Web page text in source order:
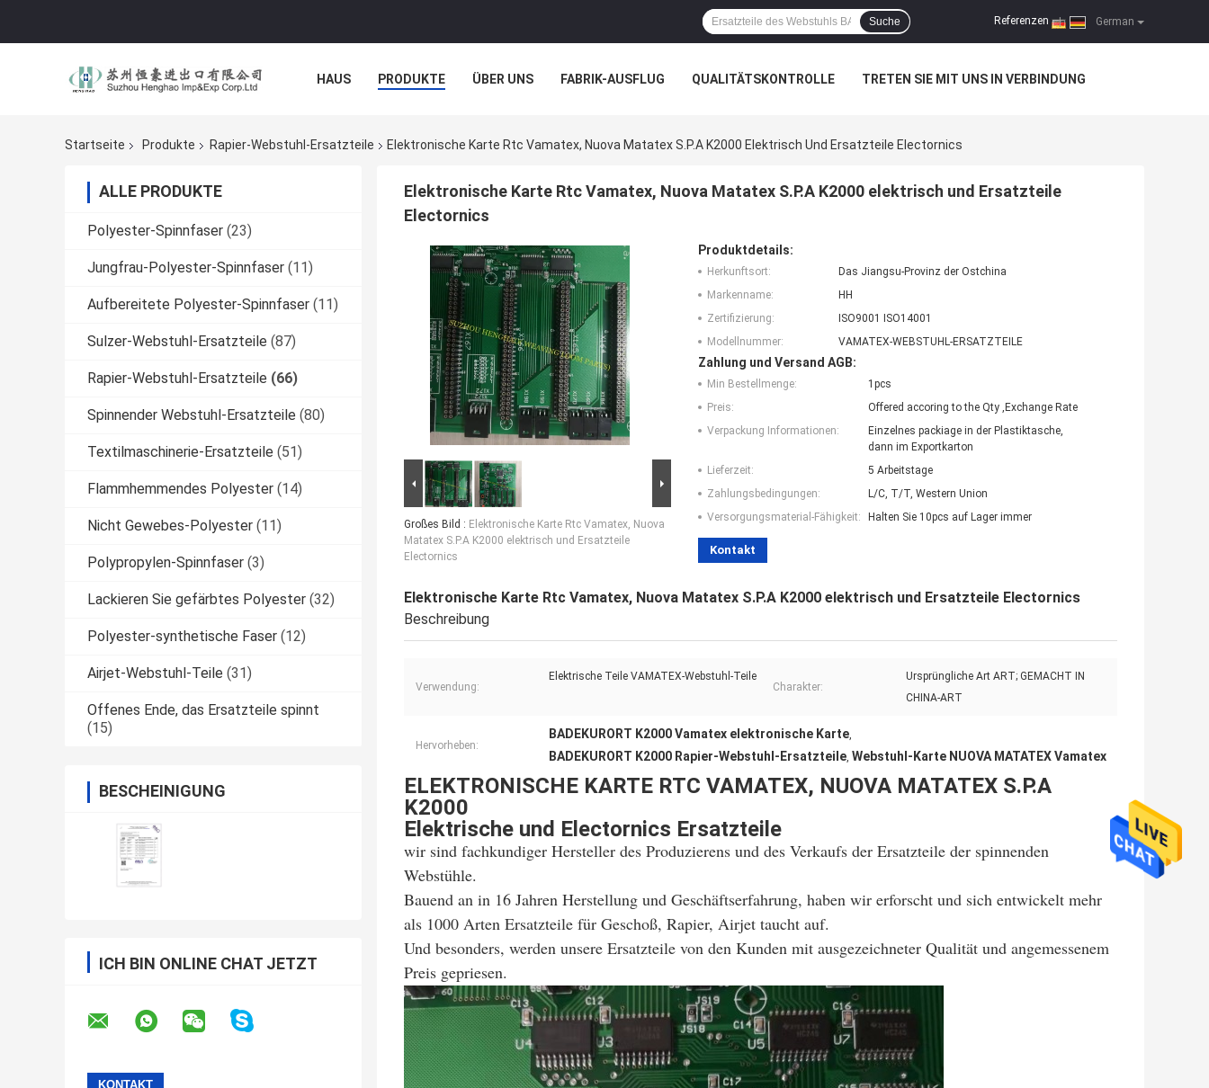
German
Referenzen |
Suche
HAUS PRODUKTE ÜBER UNS FABRIK-AUSFLUG QUALITÄTSKONTROLLE TRETEN SIE MIT UNS IN VERBINDUNG
Startseite
Produkte Rapier-Webstuhl-Ersatzteile Elektronische Karte Rtc Vamatex, Nuova Matatex S.P.A K2000 Elektrisch Und Ersatzteile Electornics
ALLE PRODUKTE
Polyester-Spinnfaser (23)
Jungfrau-Polyester-Spinnfaser (11)
Aufbereitete Polyester-Spinnfaser (11)
Sulzer-Webstuhl-Ersatzteile (87)
Rapier-Webstuhl-Ersatzteile (66)
Spinnender Webstuhl-Ersatzteile (80)
Textilmaschinerie-Ersatzteile (51)
Flammhemmendes Polyester (14)
Nicht Gewebes-Polyester (11)
Polypropylen-Spinnfaser (3)
Lackieren Sie gefärbtes Polyester (32)
Polyester-synthetische Faser (12)
Airjet-Webstuhl-Teile (31)
Offenes Ende, das Ersatzteile spinnt
(15)
BESCHEINIGUNG
ICH BIN ONLINE CHAT JETZT
Elektronische Karte Rtc Vamatex, Nuova Matatex S.P.A K2000 elektrisch und Ersatzteile
Electornics
Großes Bild : Elektronische Karte Rtc Vamatex, Nuova
Matatex S.P.A K2000 elektrisch und Ersatzteile
Electornics
Produktdetails:
Herkunftsort:
Das Jiangsu-Provinz der Ostchina
Markenname:
HH
Zertifizierung:
ISO9001 ISO14001
Modellnummer:
VAMATEX-WEBSTUHL-ERSATZTEILE
Zahlung und Versand AGB:
Min Bestellmenge:
1pcs
Preis:
Offered accoring to the Qty ,Exchange Rate
Verpackung Informationen:
Einzelnes packiage in der Plastiktasche,
dann im Exportkarton
Lieferzeit:
5 Arbeitstage
Zahlungsbedingungen:
L/C, T/T, Western Union
Versorgungsmaterial-Fähigkeit:
Halten Sie 10pcs auf Lager immer
Kontakt
Elektronische Karte Rtc Vamatex, Nuova Matatex S.P.A K2000 elektrisch und Ersatzteile Electornics
Beschreibung
Verwendung:
Elektrische Teile VAMATEX-Webstuhl-Teile
Charakter:
Ursprüngliche Art ART; GEMACHT IN
CHINA-ART
Hervorheben:
BADEKURORT K2000 Vamatex elektronische Karte,
BADEKURORT K2000 Rapier-Webstuhl-Ersatzteile, Webstuhl-Karte NUOVA MATATEX Vamatex
ELEKTRONISCHE KARTE RTC VAMATEX, NUOVA MATATEX S.P.A
K2000
Elektrische und Electornics Ersatzteile
wir sind fachkundiger Hersteller des Produzierens und des Verkaufs der Ersatzteile der spinnenden
Webstühle.
Bauend an in 16 Jahren Herstellung und Geschäftserfahrung, haben wir erforscht und sich entwickelt mehr
als 1000 Arten Ersatzteile für Geschoß, Rapier, Airjet taucht auf.
Und besonders, werden unsere Ersatzteile von den Kunden mit ausgezeichneter Qualität und angemessenem
Preis gepriesen.